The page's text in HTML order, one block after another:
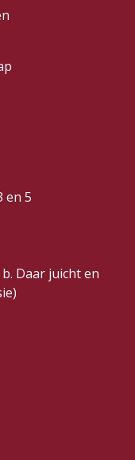
en 5
Daar juicht en